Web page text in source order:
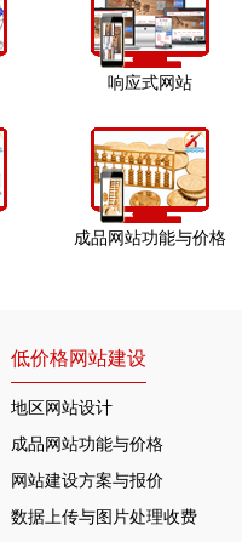
响应式网站
成品网站功能与价格
低价格网站建设
地区网站设计
成品网站功能与价格
网站建设方案与报价
数据上传与图片处理收费